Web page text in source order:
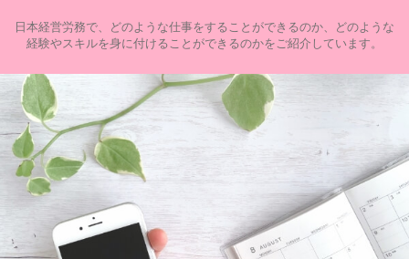
日本経営労務で、どのような仕事をすることができるのか、どのような
経験やスキルを身に付けることができるのかをご紹介しています。